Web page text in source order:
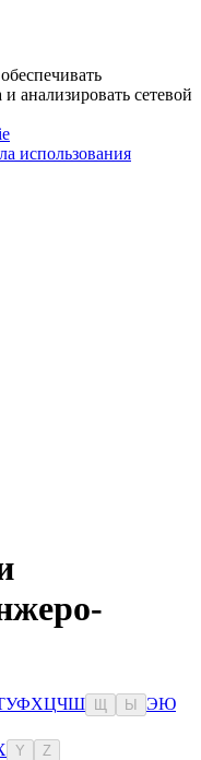
анализировать сетевой
использования
УФХЦЧШ Ы ЭЮ
Y Z